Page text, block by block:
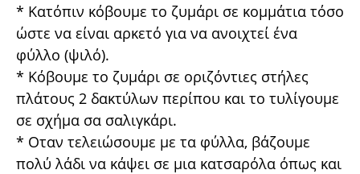
* Κατόπιν κόβουμε το ζυμάρι σε κομμάτια τόσο
ώστε να είναι αρκετό για να ανοιχτεί ένα
φύλλο (ψιλό).
* Κόβουμε το ζυμάρι σε οριζόντιες στήλες
πλάτους 2 δακτύλων περίπου και το τυλίγουμε
σε σχήμα σα σαλιγκάρι.
* Οταν τελειώσουμε με τα φύλλα, βάζουμε
πολύ λάδι να κάψει σε μια κατσαρόλα όπως και